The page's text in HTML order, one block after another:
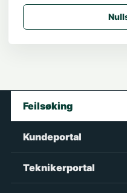
Feilsøking
Kundeportal
Teknikerportal